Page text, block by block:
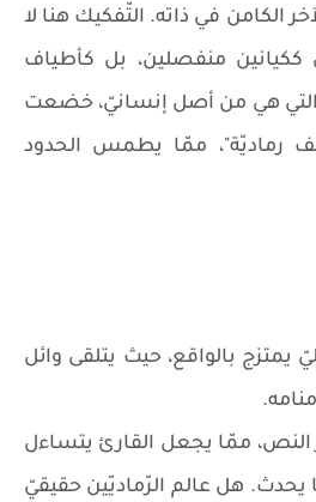
الكامن في ذاته. التّفكيك هنا لا
ككيانين منفصلين، بل كأطياف
التي هي من أصل إنسانيّ، خضعت
رماديّة"، ممّا يطمس الحدود
يمتزج بالواقع، حيث يتلقى وائل
النص، ممّا يجعل القارئ يتساءل
يحدث. هل عالم الرّماديّين حقيقيّ